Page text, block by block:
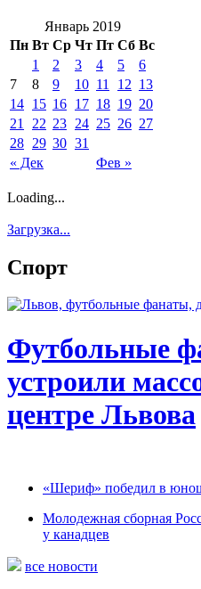
Январь 2019
Пн Вт Ср Чт Пт Сб Вс
« Дек Фев »
1 2 3 4 5
6
7
8 9 10 11 12 13
14 15 16 17 18 19 20
21
22 23 24 25 26 27
28 29 30 31
Loading...
Загрузка...
Спорт
Футбольные
устроили
центре Львова
«Шериф» победил в
Молодежная сборная
у канадцев
все новости